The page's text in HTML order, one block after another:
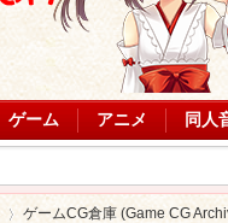
ゲーム アニメ 同人
ゲームCG倉庫 (Game CG